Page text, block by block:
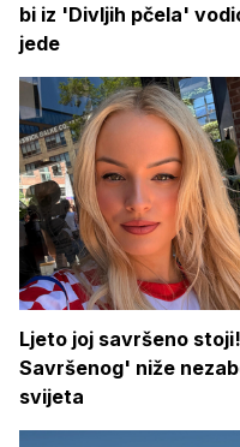
bi iz 'Divljih pčela'
jede
Ljeto joj savršeno
Savršenog' niže
svijeta